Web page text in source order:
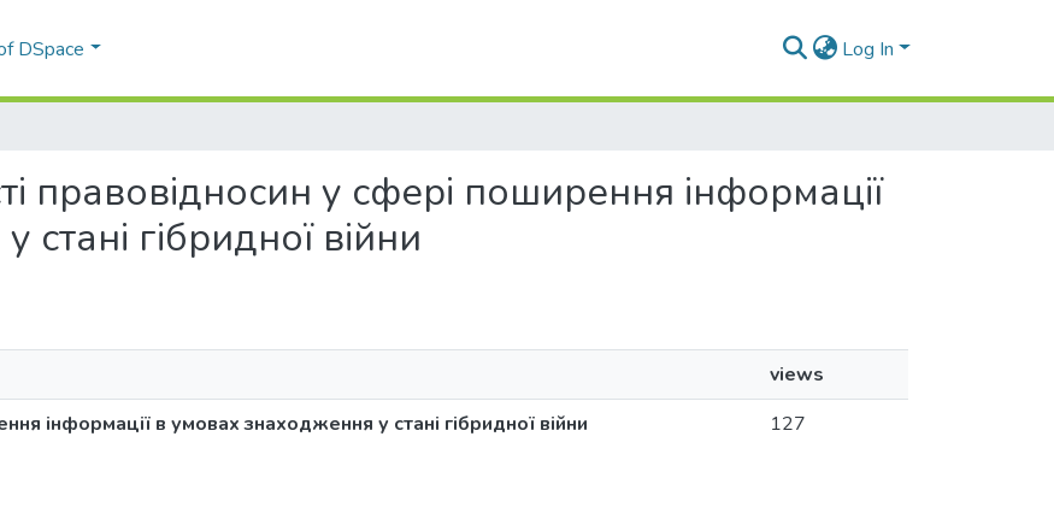
DSpace Log In
правовідносин у сфері поширення інформації
гібридної війни
views
інформації в умовах знаходження у стані гібридної війни
127